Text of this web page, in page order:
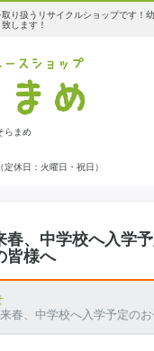
り扱うリサイクルショップです！
します！
らまめ
休日：火曜日・祝日）
春、中学校へ入学
皆様へ
、中学校へ入学予定のお子様をお